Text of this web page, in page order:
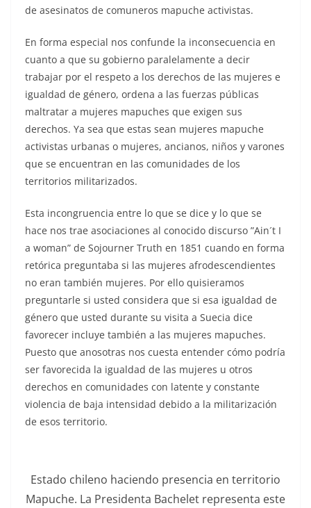
de asesinatos de comuneros mapuche activistas.
En forma especial nos confunde la inconsecuencia en
cuanto a que su gobierno paralelamente a decir
trabajar por el respeto a los derechos de las mujeres e
igualdad de género, ordena a las fuerzas públicas
maltratar a mujeres mapuches que exigen sus
derechos. Ya sea que estas sean mujeres mapuche
activistas urbanas o mujeres, ancianos, niños y varones
que se encuentran en las comunidades de los
territorios militarizados.
Esta incongruencia entre lo que se dice y lo que se
hace nos trae asociaciones al conocido discurso ”Ain´t I
a woman” de Sojourner Truth en 1851 cuando en forma
retórica preguntaba si las mujeres afrodescendientes
no eran también mujeres. Por ello quisieramos
preguntarle si usted considera que si esa igualdad de
género que usted durante su visita a Suecia dice
favorecer incluye también a las mujeres mapuches.
Puesto que anosotras nos cuesta entender cómo podría
ser favorecida la igualdad de las mujeres u otros
derechos en comunidades con latente y constante
violencia de baja intensidad debido a la militarización
de esos territorio.
Estado chileno haciendo presencia en territorio
Mapuche. La Presidenta Bachelet representa este